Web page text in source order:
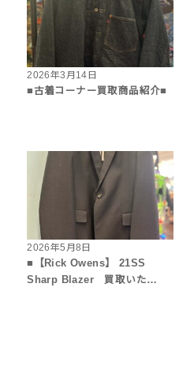
2026年3月14日
■古着コーナー買取商品紹介■
2026年5月8日
■【Rick Owens】 21SS
Sharp Blazer 買取いた…